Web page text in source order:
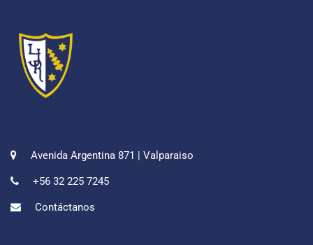
Avenida Argentina 871 | Valparaiso
+56 32 225 7245
Contáctanos